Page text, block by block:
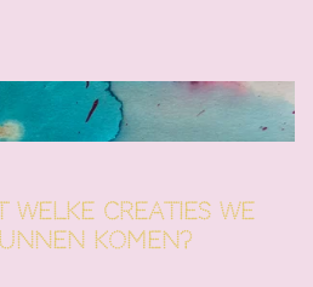
welke creaties we
komen?